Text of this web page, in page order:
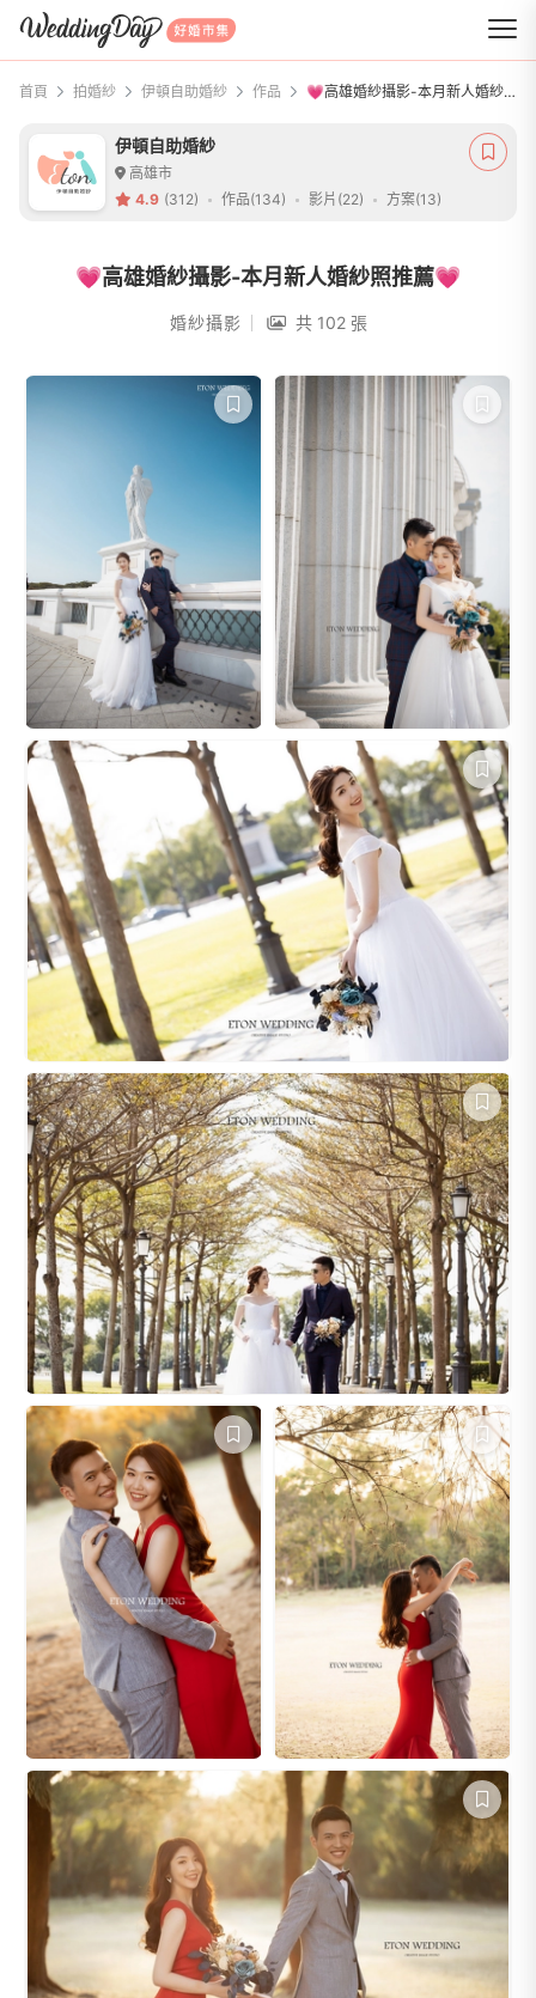
WeddingDay 好婚市集
首頁 拍婚紗 伊頓自助婚紗 作品 💗高雄婚紗攝影-本月新人婚紗照推薦💗
伊頓自助婚紗
高雄市
4.9 (312) 作品(134) 影片(22) 方案(13)
💗高雄婚紗攝影-本月新人婚紗照推薦💗
婚紗攝影 共 102 張